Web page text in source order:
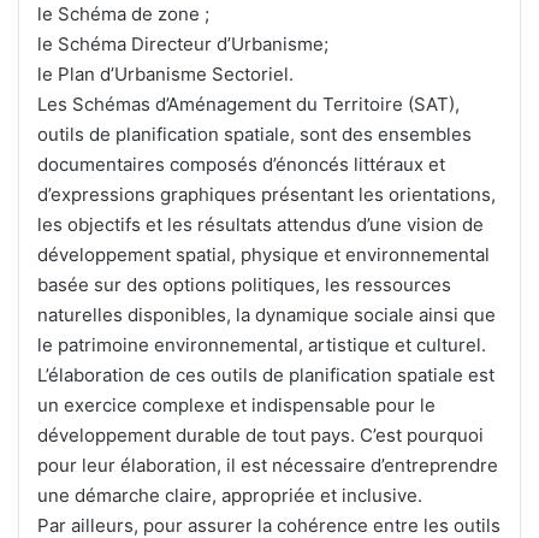
le Schéma de zone ;
le Schéma Directeur d’Urbanisme;
le Plan d’Urbanisme Sectoriel.
Les Schémas d’Aménagement du Territoire (SAT),
outils de planification spatiale, sont des ensembles
documentaires composés d’énoncés littéraux et
d’expressions graphiques présentant les orientations,
les objectifs et les résultats attendus d’une vision de
développement spatial, physique et environnemental
basée sur des options politiques, les ressources
naturelles disponibles, la dynamique sociale ainsi que
le patrimoine environnemental, artistique et culturel.
L’élaboration de ces outils de planification spatiale est
un exercice complexe et indispensable pour le
développement durable de tout pays. C’est pourquoi
pour leur élaboration, il est nécessaire d’entreprendre
une démarche claire, appropriée et inclusive.
Par ailleurs, pour assurer la cohérence entre les outils